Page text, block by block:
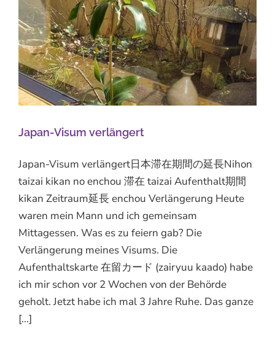
Japan-Visum verlängert
Japan-Visum verlängert日本滞在期間の延長Nihon
taizai kikan no enchou 滞在 taizai Aufenthalt期間
kikan Zeitraum延長 enchou Verlängerung Heute
waren mein Mann und ich gemeinsam
Mittagessen. Was es zu feiern gab? Die
Verlängerung meines Visums. Die
Aufenthaltskarte 在留カード (zairyuu kaado) habe
ich mir schon vor 2 Wochen von der Behörde
geholt. Jetzt habe ich mal 3 Jahre Ruhe. Das ganze
[...]